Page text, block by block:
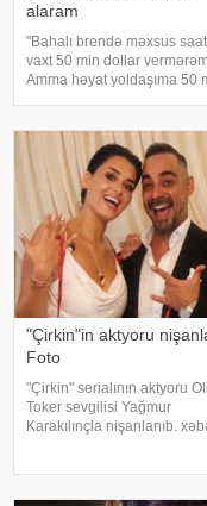
alaram
"Bahalı brendə məxsus
vaxt 50 min dollar
Amma həyat yoldaşıma 50
istinadən xəbər verir ki, bu
Xalq artisti Emin Ağalaro
"Çirkin"in aktyoru
Foto
"Çirkin" serialının aktyoru
Toker sevgilisi Yağmur
Karakılınçla nişanlanıb.
Polatoğulları və Mustaf